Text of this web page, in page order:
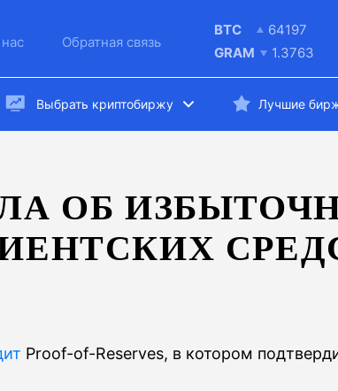
Обратная связь
BTC
64197
GRAM
1.3763
Выбрать криптобиржу Лучшие
ОБ
Proof-of-Reserves, в котором